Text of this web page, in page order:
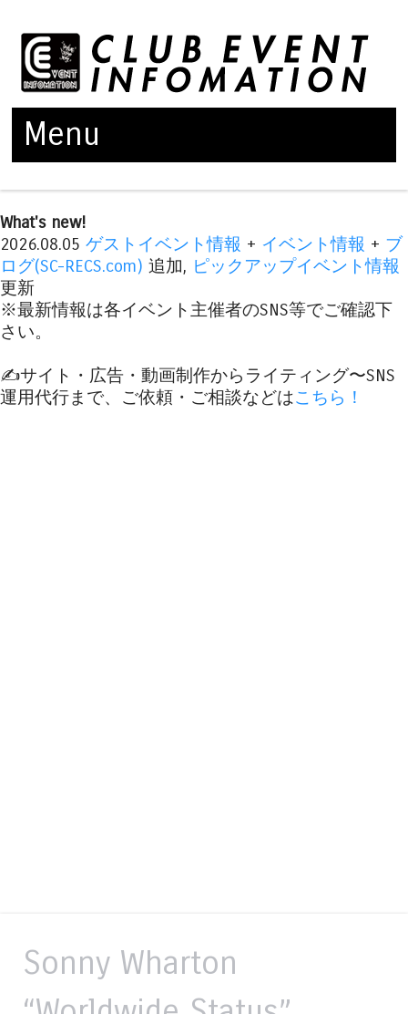
Menu
What's new!
2026.08.05 ゲストイベント情報 + イベント情報 + ブ
ログ(SC-RECS.com) 追加, ピックアップイベント情報
更新
※最新情報は各イベント主催者のSNS等でご確認下
さい。
✍️サイト・広告・動画制作からライティング〜SNS
運用代行まで、ご依頼・ご相談などはこちら！
Sonny Wharton